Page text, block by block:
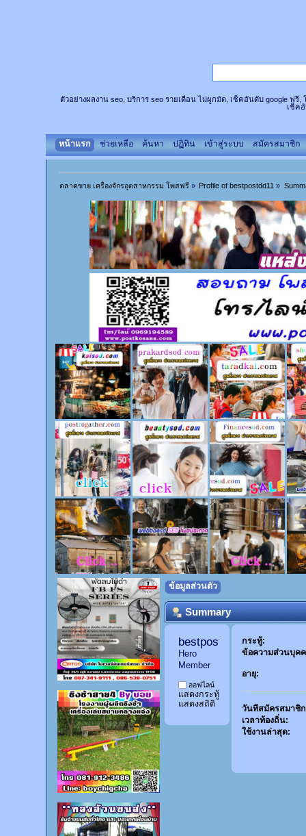
ตัวอย่างผลงาน seo, บริการ seo รายเดือน ไม่ผูกมัด, เช็คอันดับ google ฟรี,
เช็ค
หน้าแรก ช่วยเหลือ ค้นหา ปฏิทิน เข้าสู่ระบบ สมัครสมาชิก
ตลาดขาย เครื่องจักรอุตสาหกรรม โพสฟรี» Profile of bestpostdd11 »
ข้อมูลส่วนตัว
Summary
bestpostdd11
Hero
Member
ออฟไลน์
แสดงกระทู้
แสดงสถิติ
กระทู้:
ข้อความส่วนบุค
อายุ:
วันที่สมัครสมาชิ
เวลาท้องถิ่น:
ใช้งานล่าสุด: